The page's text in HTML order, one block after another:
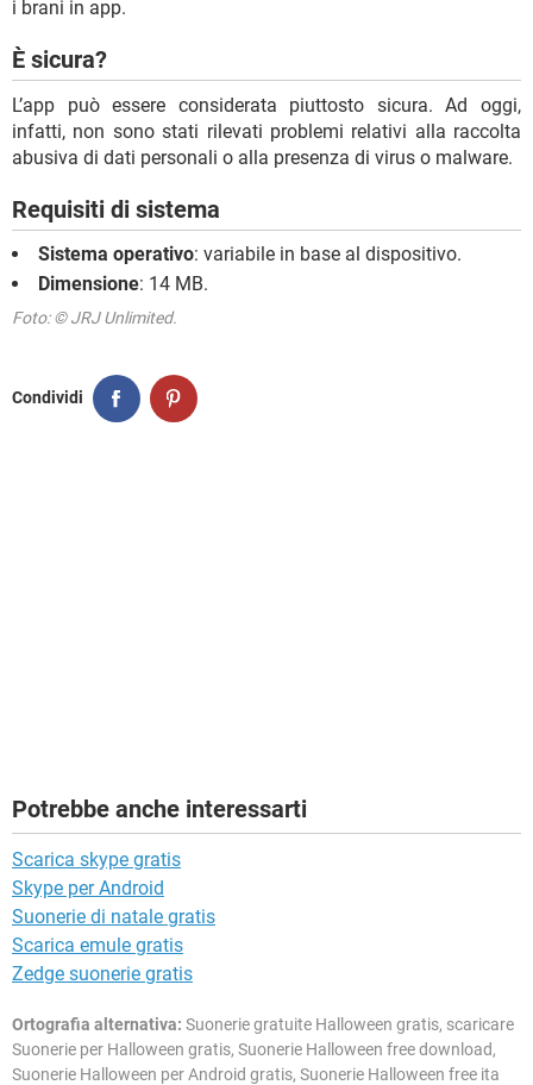
i brani in app.
È sicura?
L’app può essere considerata piuttosto sicura. Ad oggi,
infatti, non sono stati rilevati problemi relativi alla raccolta
abusiva di dati personali o alla presenza di virus o malware.
Requisiti di sistema
Sistema operativo: variabile in base al dispositivo.
Dimensione: 14 MB.
Foto: © JRJ Unlimited.
Condividi
Potrebbe anche interessarti
Scarica skype gratis
Skype per Android
Suonerie di natale gratis
Scarica emule gratis
Zedge suonerie gratis
Ortografia alternativa: Suonerie gratuite Halloween gratis, scaricare
Suonerie per Halloween gratis, Suonerie Halloween free download,
Suonerie Halloween per Android gratis, Suonerie Halloween free ita